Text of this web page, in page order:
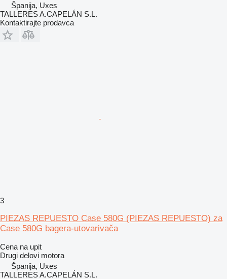
Španija, Uxes
TALLERES A.CAPELÁN S.L.
Kontaktirajte prodavca
3
PIEZAS REPUESTO Case 580G (PIEZAS REPUESTO) za
Case 580G bagera-utovarivača
Cena na upit
Drugi delovi motora
Španija, Uxes
TALLERES A.CAPELÁN S.L.